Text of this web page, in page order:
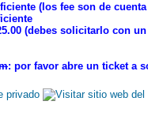
(los fee son de
(debes solicitarlo con
: por favor abre un ticket a